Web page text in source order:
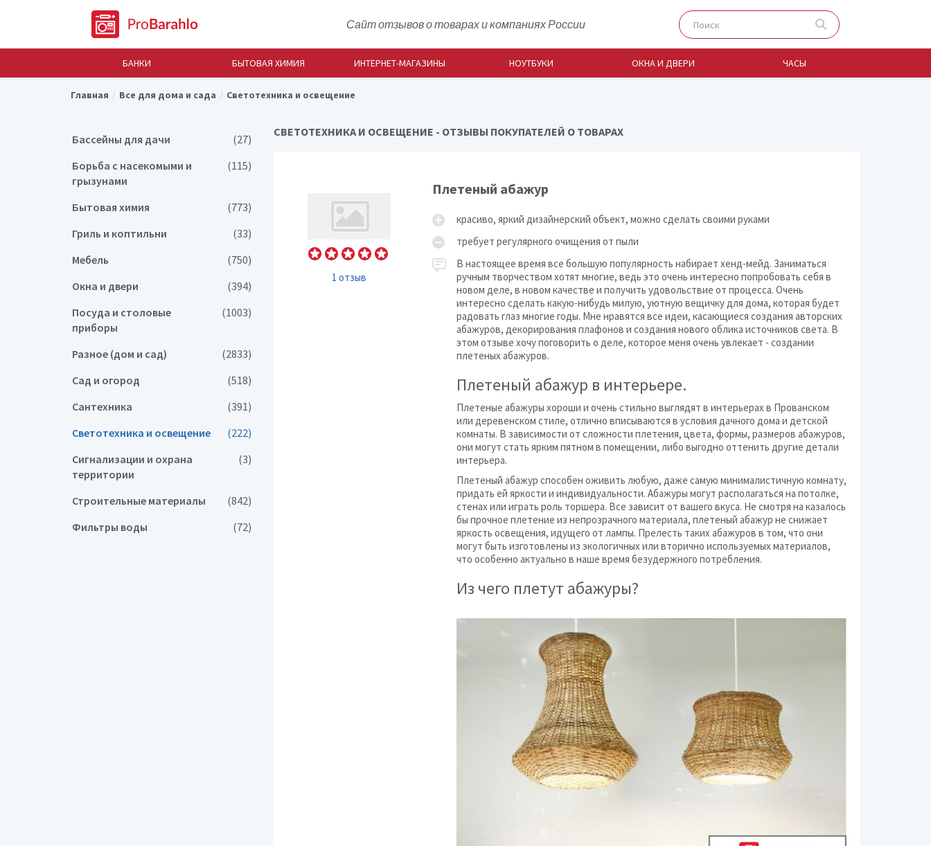
Сайт отзывов о товарах и компаниях России
БАНКИ БЫТОВАЯ ХИМИЯ ИНТЕРНЕТ-МАГАЗИНЫ НОУТБУКИ ОКНА И ДВЕРИ ЧАСЫ
Главная Все для дома и сада Светотехника и освещение
СВЕТОТЕХНИКА И ОСВЕЩЕНИЕ - ОТЗЫВЫ ПОКУПАТЕЛЕЙ О ТОВАРАХ
1 отзыв
Плетеный абажур
красиво, яркий дизайнерский объект, можно сделать своими руками
требует регулярного очищения от пыли
В настоящее время все большую популярность набирает хенд-мейд. Заниматься
ручным творчеством хотят многие, ведь это очень интересно попробовать себя в
новом деле, в новом качестве и получить удовольствие от процесса. Очень
интересно сделать какую-нибудь милую, уютную вещичку для дома, которая будет
радовать глаз многие годы. Мне нравятся все идеи, касающиеся создания авторских
абажуров, декорирования плафонов и создания нового облика источников света. В
этом отзыве хочу поговорить о деле, которое меня очень увлекает - создании
плетеных абажуров.
Плетеный абажур в интерьере.
Плетеные абажуры хороши и очень стильно выглядят в интерьерах в Прованском
или деревенском стиле, отлично вписываются в условия дачного дома и детской
комнаты. В зависимости от сложности плетения, цвета, формы, размеров абажуров,
они могут стать ярким пятном в помещении, либо выгодно оттенить другие детали
интерьера.
Плетеный абажур способен оживить любую, даже самую минималистичную комнату,
придать ей яркости и индивидуальности. Абажуры могут располагаться на потолке,
стенах или играть роль торшера. Все зависит от вашего вкуса. Не смотря на казалось
бы прочное плетение из непрозрачного материала, плетеный абажур не снижает
яркость освещения, идущего от лампы. Прелесть таких абажуров в том, что они
могут быть изготовлены из экологичных или вторично используемых материалов,
что особенно актуально в наше время безудержного потребления.
Из чего плетут абажуры?
Бассейны для дачи (27)
Борьба с насекомыми и
грызунами
(115)
Бытовая химия (773)
Гриль и коптильни (33)
Мебель (750)
Окна и двери (394) Окна и двери
Посуда и столовые
приборы
(1003) Посуда и столовые
Разное (дом и сад) (2833)
Сад и огород (518)
Сантехника (391) Сантехника
Светотехника и освещение (222) Светотехника и
Сигнализации и охрана
территории
(3) Сигнализации и
Строительные материалы (842) Строительные
Фильтры воды (72) Фильтры воды